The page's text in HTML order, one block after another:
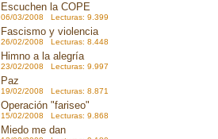
Escuchen la COPE
06/03/2008 Lecturas: 9.399
Fascismo y violencia
26/02/2008 Lecturas: 8.448
Himno a la alegría
23/02/2008 Lecturas: 9.997
Paz
19/02/2008 Lecturas: 8.871
Operación "fariseo"
15/02/2008 Lecturas: 9.868
Miedo me dan